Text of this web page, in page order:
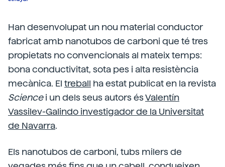
Han desenvolupat un nou material conductor
fabricat amb nanotubos de carboni que té tres
propietats no convencionals al mateix temps:
bona conductivitat, sota pes i alta resistència
mecànica. El treball ha estat publicat en la revista
Sciencei un dels seus autors ésValentín
Vassilev-Galindo investigador de la Universitat
de Navarra.
Els nanotubos de carboni, tubs milers de